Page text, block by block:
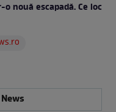
nouă escapadă. Ce loc